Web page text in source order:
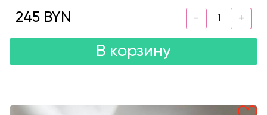
245 BYN
В корзину